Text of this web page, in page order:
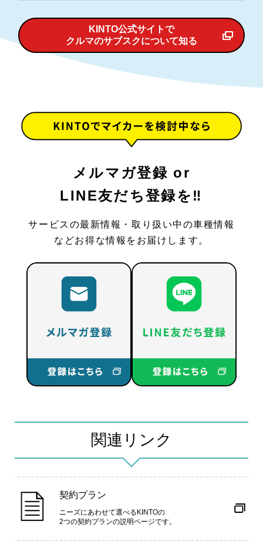
KINTO公式サイトで
クルマのサブスクについて知る
メルマガ登録 or
LINE友だち登録を‼
サービスの最新情報・取り扱い中の車種情報
などお得な情報をお届けします。
関連リンク
契約プラン
ニーズにあわせて選べるKINTOの
2つの契約プランの説明ページです。